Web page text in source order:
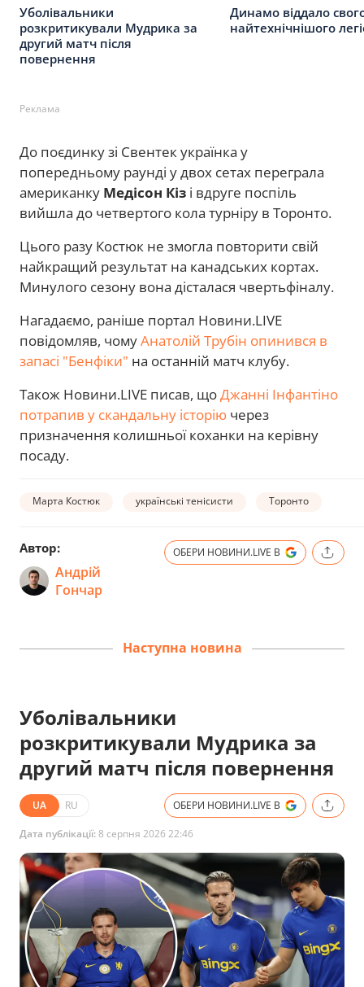
Уболівальники
розкритикували Мудрика за
другий матч після
повернення
Динамо віддало
найтехнічнішого
Реклама
До поєдинку зі Свентек українка у
попередньому раунді у двох сетах переграла
американку Медісон Кіз і вдруге поспіль
вийшла до четвертого кола турніру в Торонто.
Цього разу Костюк не змогла повторити свій
найкращий результат на канадських кортах.
Минулого сезону вона дісталася чвертьфіналу.
Нагадаємо, раніше портал Новини.LIVE
повідомляв, чомуАнатолій Трубін опинився в
запасі "Бенфіки" на останній матч клубу.
Також Новини.LIVE писав, щоДжанні Інфантіно
потрапив у скандальну історію через
призначення колишньої коханки на керівну
посаду.
Марта Костюк українські тенісисти Торонто
Автор:
Андрій
Гончар
ОБЕРИ НОВИНИ.LIVE В
Наступна новина
Уболівальники
розкритикували Мудрика за
другий матч після повернення
UA RU ОБЕРИ НОВИНИ.LIVE В
Дата публікації:8 серпня 2026 22:46